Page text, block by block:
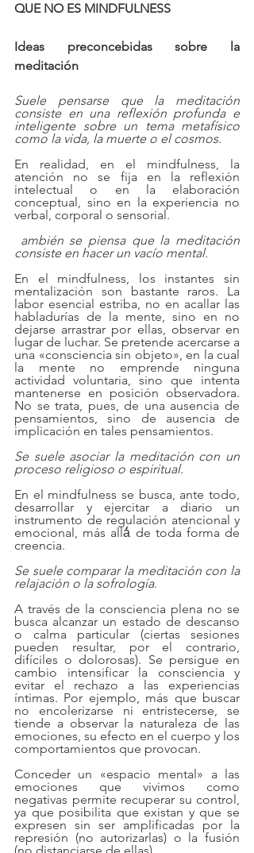
QUE NO ES MINDFULNESS
Ideas preconcebidas sobre la
meditación
Suele pensarse que la meditación
consiste en una reflexión profunda e
inteligente sobre un tema metafísico
como la vida, la muerte o el cosmos.
En realidad, en el mindfulness, la
atención no se fija en la reflexión
intelectual o en la elaboración
conceptual, sino en la experiencia no
verbal, corporal o sensorial.
ambién se piensa que la meditación
consiste en hacer un vacío mental.
En el mindfulness, los instantes sin
mentalización son bastante raros. La
labor esencial estriba, no en acallar las
habladurías de la mente, sino en no
dejarse arrastrar por ellas, observar en
lugar de luchar. Se pretende acercarse a
una «consciencia sin objeto», en la cual
la mente no emprende ninguna
actividad voluntaria, sino que intenta
mantenerse en posición observadora.
No se trata, pues, de una ausencia de
pensamientos, sino de ausencia de
implicación en tales pensamientos.
Se suele asociar la meditación con un
proceso religioso o espiritual.
En el mindfulness se busca, ante todo,
desarrollar y ejercitar a diario un
instrumento de regulación atencional y
emocional, más allá́ de toda forma de
creencia.
Se suele comparar la meditación con la
relajación o la sofrología.
A través de la consciencia plena no se
busca alcanzar un estado de descanso
o calma particular (ciertas sesiones
pueden resultar, por el contrario,
difíciles o dolorosas). Se persigue en
cambio intensificar la consciencia y
evitar el rechazo a las experiencias
íntimas. Por ejemplo, más que buscar
no encolerizarse ni entristecerse, se
tiende a observar la naturaleza de las
emociones, su efecto en el cuerpo y los
comportamientos que provocan.
Conceder un «espacio mental» a las
emociones que vivimos como
negativas permite recuperar su control,
ya que posibilita que existan y que se
expresen sin ser amplificadas por la
represión (no autorizarlas) o la fusión